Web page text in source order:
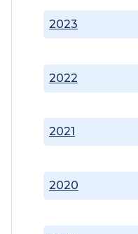
2020
2021
2022
2023